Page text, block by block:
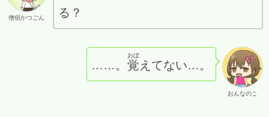
僧侶かつごん
る？
おんなのこ
……。 覚
おぼ
えてない…。